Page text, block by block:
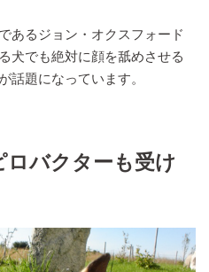
あるジョン・オクスフォード
犬でも絶対に顔を舐めさせる
話題になっています。
バクターも受け